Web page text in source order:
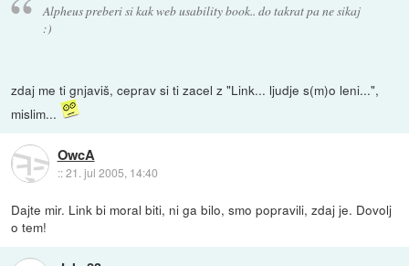
Alpheus preberi si kak web usability book.. do takrat pa ne sikaj
:)
zdaj me ti gnjaviš, ceprav si ti zacel z "Link... ljudje s(m)o leni...",
mislim...
OwcA
::21. jul 2005, 14:40
Dajte mir. Link bi moral biti, ni ga bilo, smo popravili, zdaj je. Dovolj
o tem!